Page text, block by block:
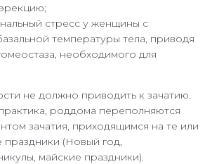
стресс у женщины с
температуры тела, приводя
необходимого для
не должно приводить к зачатию.
роддома переполняются
зачатия, приходящимся на те или
(Новый год,
майские праздники).